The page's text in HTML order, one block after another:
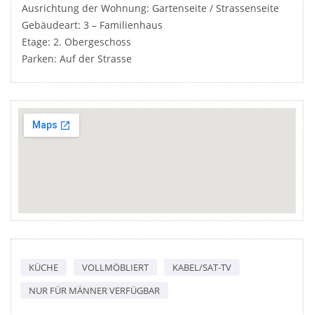
Ausrichtung der Wohnung: Gartenseite / Strassenseite
Gebäudeart: 3 – Familienhaus
Etage: 2. Obergeschoss
Parken: Auf der Strasse
KÜCHE VOLLMÖBLIERT
KABEL/SAT-TV
NUR FÜR MÄNNER VERFÜGBAR